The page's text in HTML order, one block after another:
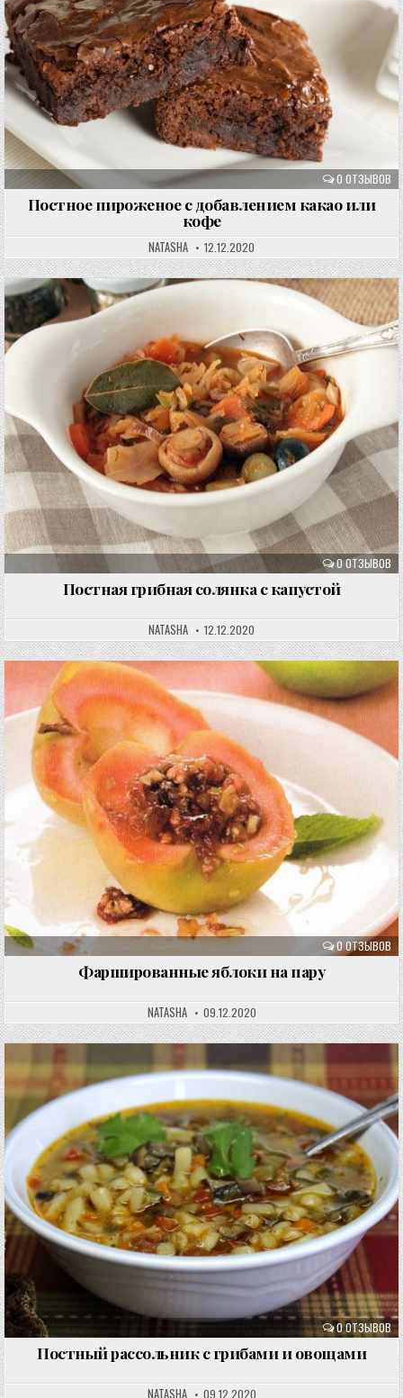
0 ОТЗЫВОВ
Постное пироженое с добавлением какао или
кофе
NATASHA 12.12.2020
0 ОТЗЫВОВ
Постная грибная солянка с капустой
NATASHA 12.12.2020
0 ОТЗЫВОВ
Фаршированные яблоки на пару
NATASHA 09.12.2020
0 ОТЗЫВОВ
Постный рассольник с грибами и овощами
NATASHA 09.12.2020